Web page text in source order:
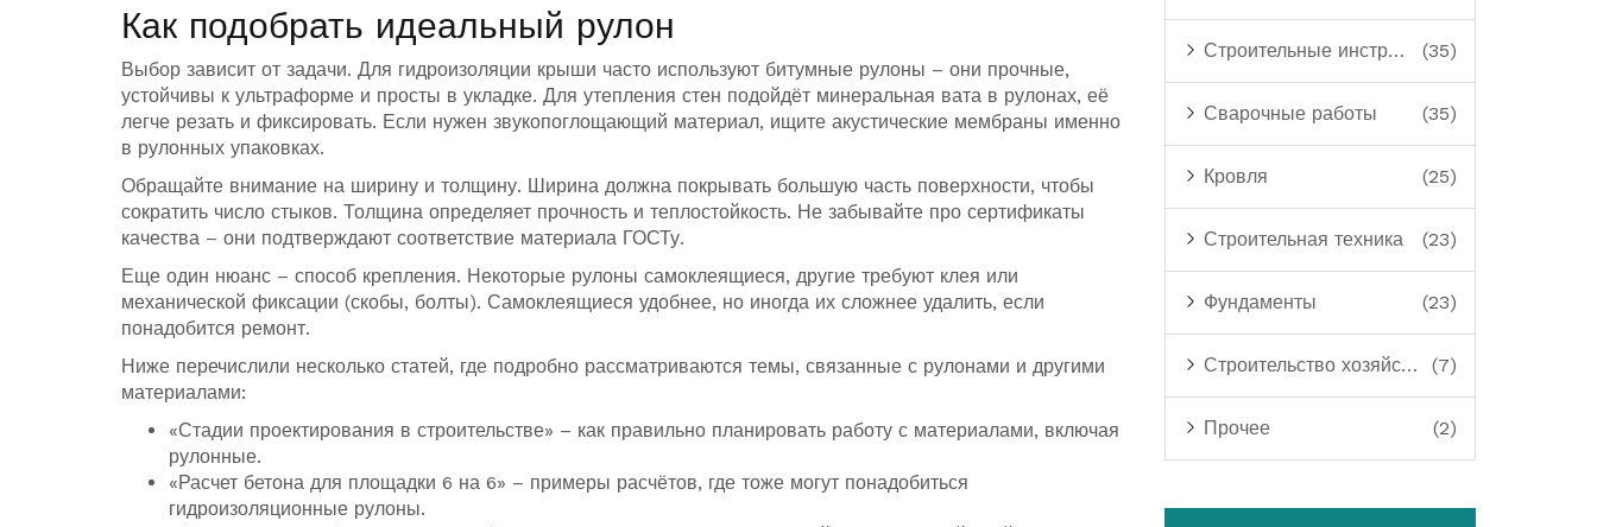
Как подобрать идеальный рулон
Выбор зависит от задачи. Для гидроизоляции крыши часто используют битумные рулоны – они прочные,
устойчивы к ультраформе и просты в укладке. Для утепления стен подойдёт минеральная вата в рулонах, её
легче резать и фиксировать. Если нужен звукопоглощающий материал, ищите акустические мембраны именно
в рулонных упаковках.
Обращайте внимание на ширину и толщину. Ширина должна покрывать большую часть поверхности, чтобы
сократить число стыков. Толщина определяет прочность и теплостойкость. Не забывайте про сертификаты
качества – они подтверждают соответствие материала ГОСТу.
Еще один нюанс – способ крепления. Некоторые рулоны самоклеящиеся, другие требуют клея или
механической фиксации (скобы, болты). Самоклеящиеся удобнее, но иногда их сложнее удалить, если
понадобится ремонт.
Ниже перечислили несколько статей, где подробно рассматриваются темы, связанные с рулонами и другими
материалами:
«Стадии проектирования в строительстве» – как правильно планировать работу с материалами, включая
рулонные.
«Расчет бетона для площадки 6 на 6» – примеры расчётов, где тоже могут понадобиться
гидроизоляционные рулоны.
Строительные инструменты (35)
Сварочные работы (35)
Кровля (25)
Строительная техника (23)
Фундаменты (23)
Строительство хозяйственных построек (7)
Прочее (2)